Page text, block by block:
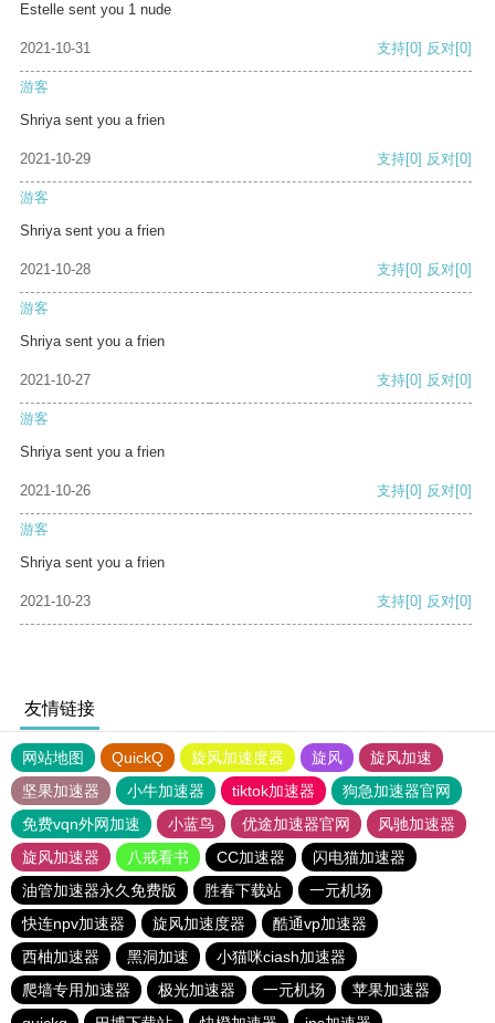
Estelle sent you 1 nude
2021-10-31 支持[0] 反对[0]
游客
Shriya sent you a frien
2021-10-29 支持[0] 反对[0]
游客
Shriya sent you a frien
2021-10-28 支持[0] 反对[0]
游客
Shriya sent you a frien
2021-10-27 支持[0] 反对[0]
游客
Shriya sent you a frien
2021-10-26 支持[0] 反对[0]
游客
Shriya sent you a frien
2021-10-23 支持[0] 反对[0]
友情链接
网站地图 QuickQ 旋风加速度器 旋风
旋风加速
坚果加速器
小牛加速器 tiktok加速器
狗急加速器官网
免费vqn外网加速
小蓝鸟 优途加速器官网
风驰加速器
旋风加速器
八戒看书 CC加速器
闪电猫加速器
油管加速器永久免费版
胜春下载站
一元机场
快连npv加速器
旋风加速度器
酷通vp加速器
西柚加速器
黑洞加速
小猫咪ciash加速器
爬墙专用加速器
极光加速器 一元机场
苹果加速器